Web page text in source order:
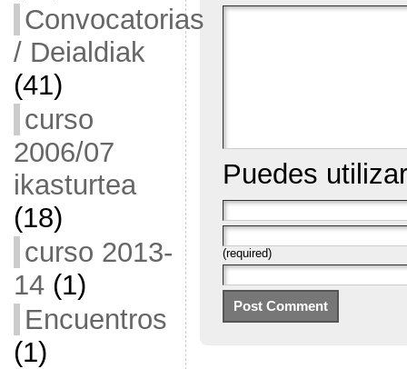
Convocatorias
/ Deialdiak
(41)
curso
2006/07
ikasturtea
(18)
curso 2013-
14(1)
Encuentros
(1)
Puedes
(required)